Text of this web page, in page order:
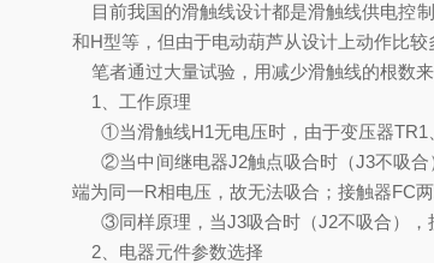
目前我国的滑触线设计都是滑触线供电控
和H型等，但由于电动葫芦从设计上动作比
笔者通过大量试验，用减少滑触线的根数
1、工作原理
①当滑触线H1无电压时，由于变压器
②当中间继电器J2触点吸合时（J3不吸
端为同一R相电压，故无法吸合；接触器FC
③同样原理，当J3吸合时（J2不吸合），
2、电器元件参数选择